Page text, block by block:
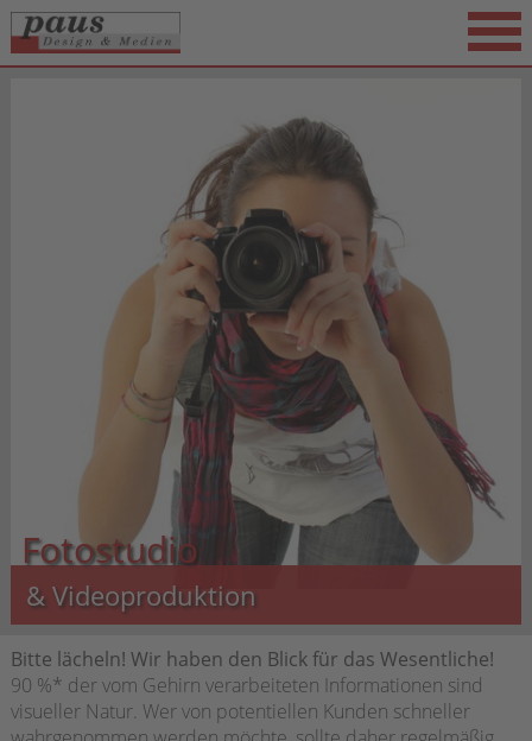
Fotostudio
& Videoproduktion
Bitte lächeln! Wir haben den Blick für das Wesentliche!
90 %* der vom Gehirn verarbeiteten Informationen sind
visueller Natur. Wer von potentiellen Kunden schneller